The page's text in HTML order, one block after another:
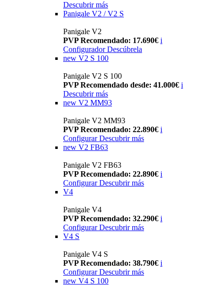
Descubrir más
Panigale V2 / V2 S
Panigale V2
PVP Recomendado: 17.690€ i
Configurador Descúbrela
new V2 S 100
Panigale V2 S 100
PVP Recomendado desde: 41.000€ i
Descubrir más
new V2 MM93
Panigale V2 MM93
PVP Recomendado: 22.890€ i
Configurar Descubrir más
new V2 FB63
Panigale V2 FB63
PVP Recomendado: 22.890€ i
Configurar Descubrir más
V4
Panigale V4
PVP Recomendado: 32.290€ i
Configurar Descubrir más
V4 S
Panigale V4 S
PVP Recomendado: 38.790€ i
Configurar Descubrir más
new V4 S 100